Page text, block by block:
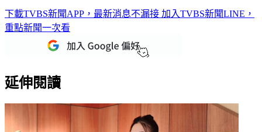
下載TVBS新聞APP，最新消息不漏接 加入TVBS新聞LINE，
重點新聞一次看
延伸閱讀